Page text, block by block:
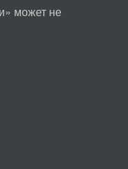
может не